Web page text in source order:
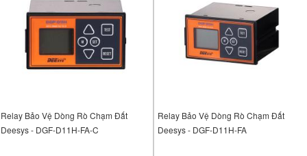
Relay Bảo Vệ Dòng Rò Chạm Đất
Deesys - DGF-D11H-FA-C
Relay Bảo Vệ Dòng Rò Chạm Đất
Deesys - DGF-D11H-FA